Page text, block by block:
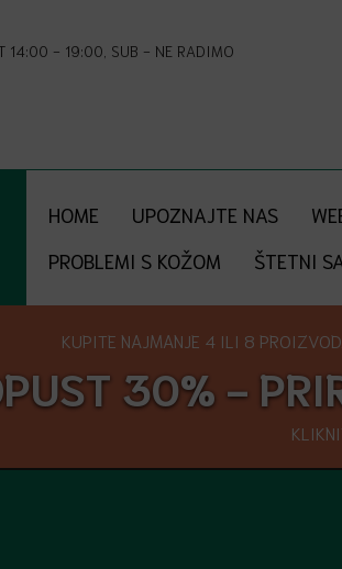
14:00 - 19:00, SUB - NE RADIMO
HOME UPOZNAJTE NAS
PROBLEMI S KOŽOM
ŠTETNI
KUPITE NAJMANJE 4 ILI 8
30% -